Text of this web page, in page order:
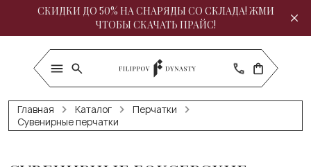
СКИДКИ ДО 50% НА СНАРЯДЫ СО СКЛАДА! ЖМИ
ЧТОБЫ СКАЧАТЬ ПРАЙС!
Главная Каталог
Перчатки
Сувенирные перчатки